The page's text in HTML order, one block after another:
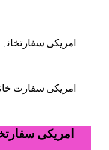
امریکی سفارت
امریکی